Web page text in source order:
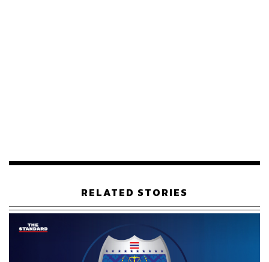
ไปยังสำนักงานป้องกันและปราบปรามการฟอกเงิน (ปปง.)
พร้อมกันนี้ ก.ล.ต.ยังแจ้งการดำเนินคดีตาม พ.ร.บ.หลัก
ทรัพย์ฯ ข้างต้นต่อ ปปง. อันเป็นความผิดมูลฐานตามพระราช
บัญญัติป้องกันและปราบปรามการฟอกเงิน พ.ศ. 2542 และที่
RELATED STORIES